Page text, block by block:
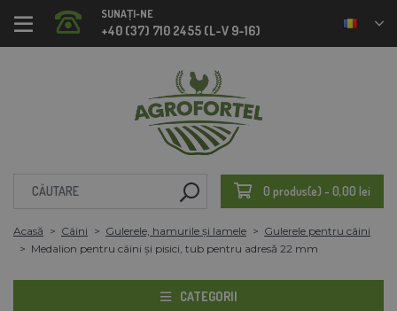
SUNAȚI-NE
+40 (37) 710 2455 (L-V 9-16)
0 produs(e) - 0,00 lei
Acasă Câini Gulerele, hamurile și lamele
Gulerele pentru câini
Medalion pentru câini și pisici, tub pentru adresă 22 mm
CATEGORII